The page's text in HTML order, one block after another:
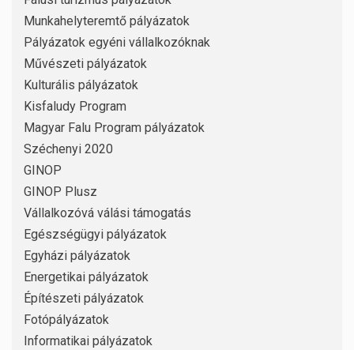
Munkahelyteremtő pályázatok
Pályázatok egyéni vállalkozóknak
Művészeti pályázatok
Kulturális pályázatok
Kisfaludy Program
Magyar Falu Program pályázatok
Széchenyi 2020
GINOP
GINOP Plusz
Vállalkozóvá válási támogatás
Egészségügyi pályázatok
Egyházi pályázatok
Energetikai pályázatok
Építészeti pályázatok
Fotópályázatok
Informatikai pályázatok